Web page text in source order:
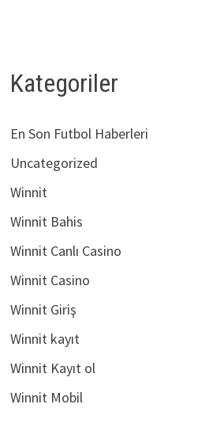
Kategoriler
En Son Futbol Haberleri
Uncategorized
Winnit
Winnit Bahis
Winnit Canlı Casino
Winnit Casino
Winnit Giriş
Winnit kayıt
Winnit Kayıt ol
Winnit Mobil